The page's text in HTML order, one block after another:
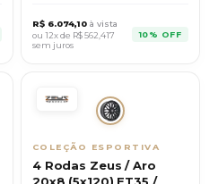
R$ 6.074,10 à vista
ou 12x de R$562,417
sem juros
10% OFF
COLEÇÃO ESPORTIVA
4 Rodas Zeus / Aro
20x8 (5x120) ET35 /